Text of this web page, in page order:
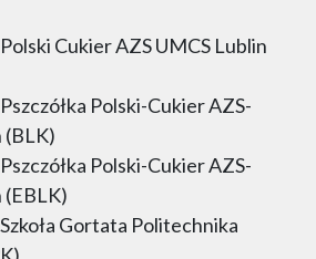
Cukier AZS UMCS Lublin
Polski-Cukier AZS-
(BLK)
Polski-Cukier AZS-
(EBLK)
Gortata Politechnika